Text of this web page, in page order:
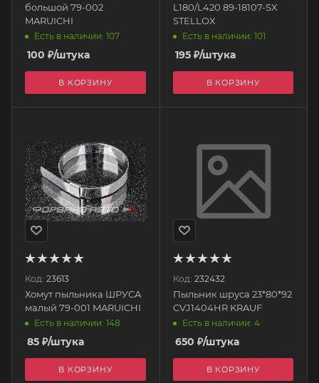
большой 79-002
MARUICHI
Есть в наличии: 107
100 ₽/штука
В КОРЗИНУ
L180/L420 89-18107-SX
STELLOX
Есть в наличии: 101
195₽/штука
В КОРЗИНУ
Код: 23613
Хомут пыльника ШРУСА
малый 79-001 MARUICHI
Есть в наличии: 148
85 ₽/штука
В КОРЗИНУ
Код: 232432
Пыльник шруса 23*80*92
CVJ1404HR KRAUF
Есть в наличии: 4
650 ₽/штука
В КОРЗИНУ